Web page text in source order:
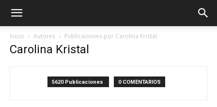
Inicio Autores Publicaciones por Carolina Kristal
Carolina Kristal
5620 Publicaciones 0 COMENTARIOS